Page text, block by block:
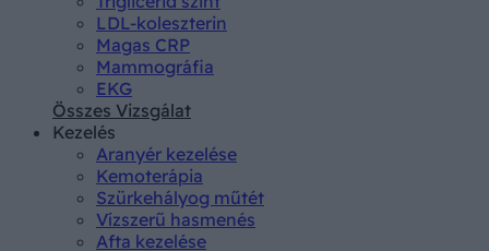
LDL-koleszterin
Magas CRP
Mammográfia
EKG
Összes Vizsgálat
Kezelés
Aranyér kezelése
Kemoterápia
Szürkehályog műtét
Vízszerű hasmenés
Afta kezelése